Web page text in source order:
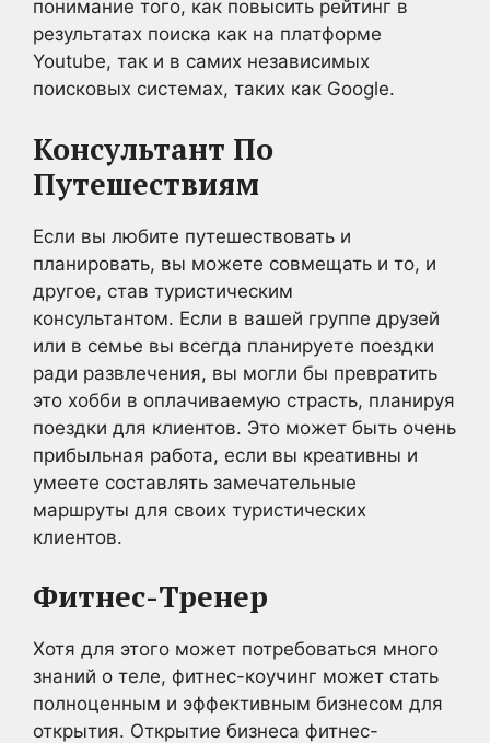
понимание того, как повысить рейтинг в
результатах поиска как на платформе
Youtube, так и в самих независимых
поисковых системах, таких как Google.
Консультант По
Путешествиям
Если вы любите путешествовать и
планировать, вы можете совмещать и то, и
другое, став туристическим
консультантом. Если в вашей группе друзей
или в семье вы всегда планируете поездки
ради развлечения, вы могли бы превратить
это хобби в оплачиваемую страсть, планируя
поездки для клиентов. Это может быть очень
прибыльная работа, если вы креативны и
умеете составлять замечательные
маршруты для своих туристических
клиентов.
Фитнес-Тренер
Хотя для этого может потребоваться много
знаний о теле, фитнес-коучинг может стать
полноценным и эффективным бизнесом для
открытия. Открытие бизнеса фитнес-